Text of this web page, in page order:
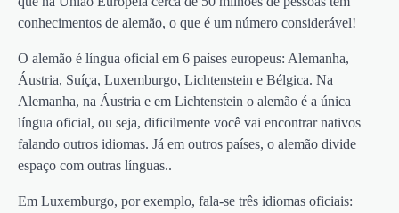
conhecimentos de alemão, o que é um número considerável!
O alemão é língua oficial em 6 países europeus: Alemanha,
Áustria, Suíça, Luxemburgo, Lichtenstein e Bélgica. Na
Alemanha, na Áustria e em Lichtenstein o alemão é a única
língua oficial, ou seja, dificilmente você vai encontrar nativos
falando outros idiomas. Já em outros países, o alemão divide
espaço com outras línguas..
Em Luxemburgo, por exemplo, fala-se três idiomas oficiais: